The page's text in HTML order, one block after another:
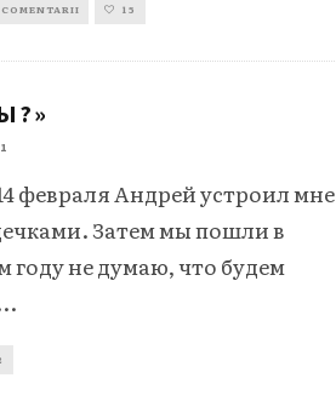
15
февраля Андрей устроил мне
Затем мы пошли в
году не думаю, что будем